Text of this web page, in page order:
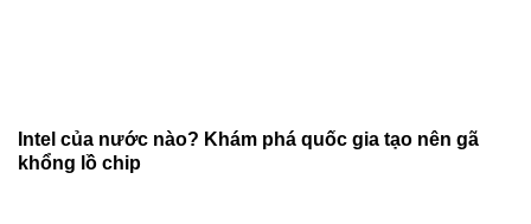
Intel của nước nào? Khám phá quốc gia tạo nên gã
khổng lồ chip